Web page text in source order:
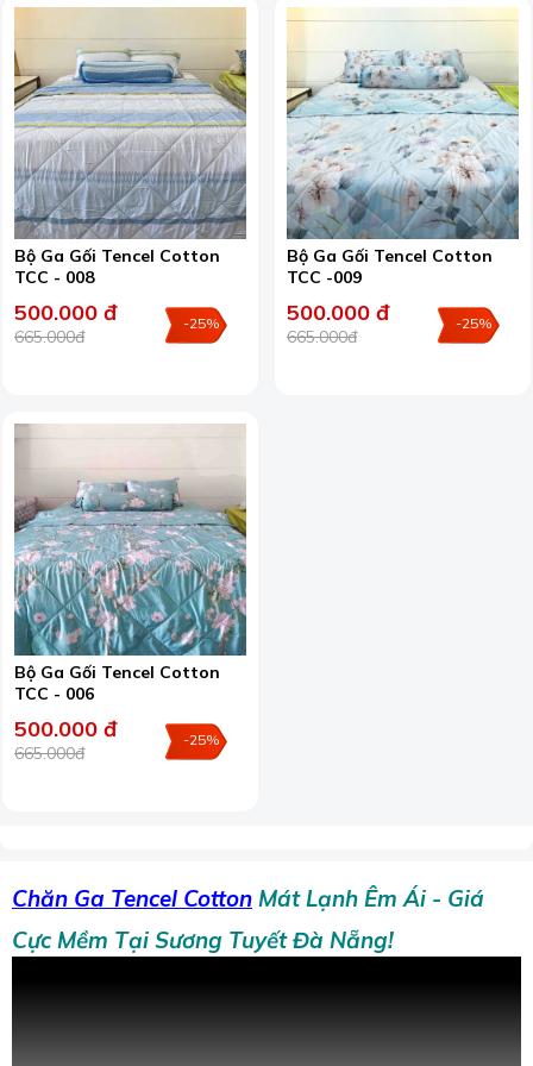
Bộ Ga Gối Tencel Cotton
TCC - 008
500.000 đ
665.000đ
-25%
Bộ Ga Gối Tencel Cotton
TCC -009
500.000 đ
665.000đ
-25%
Bộ Ga Gối Tencel Cotton
TCC - 006
500.000 đ
665.000đ
-25%
Chăn Ga Tencel Cotton Mát Lạnh Êm Ái - Giá
Cực Mềm Tại Sương Tuyết Đà Nẵng!